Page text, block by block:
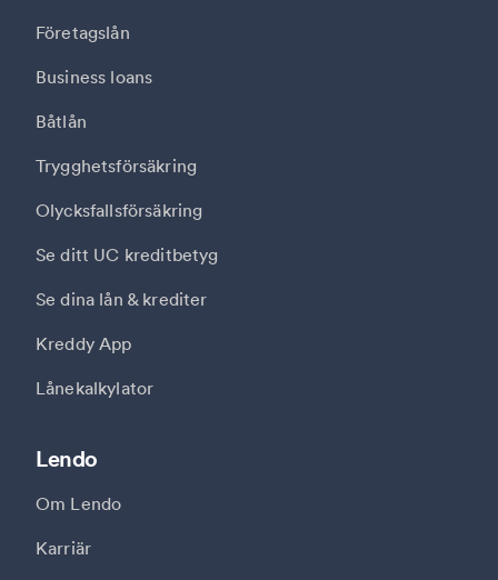
Företagslån
Business loans
Båtlån
Trygghetsförsäkring
Olycksfallsförsäkring
Se ditt UC kreditbetyg
Se dina lån & krediter
Kreddy App
Lånekalkylator
Lendo
Om Lendo
Karriär